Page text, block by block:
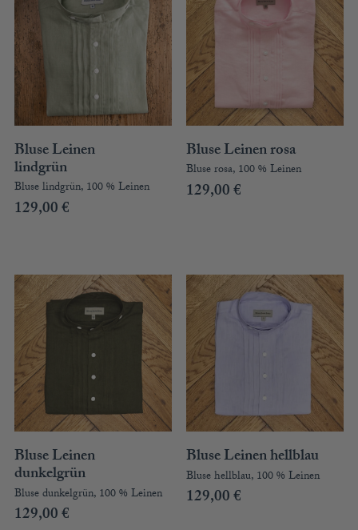
Bluse Leinen
lindgrün
Bluse lindgrün, 100 % Leinen
129,00€
Bluse Leinen rosa
Bluse rosa, 100 % Leinen
129,00€
Bluse Leinen
dunkelgrün
Bluse dunkelgrün, 100 % Leinen
129,00€
Bluse Leinen hellblau
Bluse hellblau, 100 % Leinen
129,00€